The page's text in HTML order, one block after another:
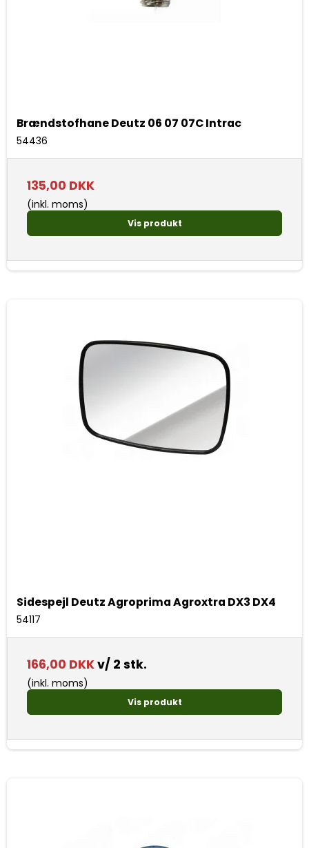
Brændstofhane Deutz 06 07 07C Intrac
54436
135,00 DKK
(inkl. moms)
Vis produkt
Sidespejl Deutz Agroprima Agroxtra DX3 DX4
54117
166,00 DKKv/ 2 stk.
(inkl. moms)
Vis produkt